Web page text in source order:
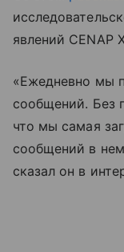
явлений CENAP
«Ежедневно мы
сообщений. Без
что мы самая
сообщений в
сказал он в